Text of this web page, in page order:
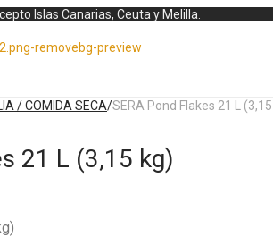
Islas Canarias, Ceuta y Melilla.
/ COMIDA SECA/SERA Pond Flakes 21 L
21 L (3,15 kg)